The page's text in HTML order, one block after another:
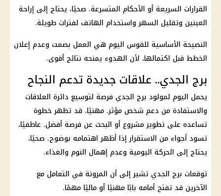
القرارات السريعة أو الأحكام المتسرعة. صحيًا، يحتاج إلى إراحة
العينين وتقليل السهر واستخدام الهاتف لفترات طويلة.
النصيحة الأساسية للقوس اليوم هي العمل بصمت وعدم إعلان
الخطط قبل اكتمالها، لأن الهدوء يمنحه نتائج أقوى.
برج الجدي.. علاقات جديدة تدعم النجاح
يحمل اليوم لمولود برج الجدي فرصة لتوسيع دائرة العلاقات
والاستفادة من دعم شخص مؤثر. مهنيًا، قد تظهر خطوة
تساعده على تطوير مشروع أو البحث عن فرصة أفضل. عاطفيًا،
تسود أجواء من الاستقرار إذا أظهر اهتمامه بوضوح. صحيًا،
يحتاج إلى الحركة اليومية وعدم إهمال النوم والغذاء.
توقعات برج الجدي تشير إلى أن المرونة في التعامل مع
الآخرين قد تفتح أمامه بابًا مهنيًا أو ماليًا مهمًا.